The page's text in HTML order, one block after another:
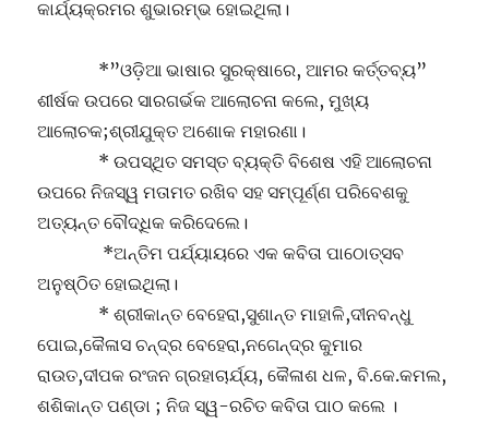
କାର୍ଯ୍ୟକ୍ରମର ଶୁଭାରମ୍ଭ ହୋଇଥିଲା।
*”ଓଡ଼ିଆ ଭାଷାର ସୁରକ୍ଷାରେ, ଆମର କର୍ତ୍ତବ୍ୟ”
ଶୀର୍ଷକ ଉପରେ ସାରଗର୍ଭକ ଆଲୋଚନା କଲେ, ମୁଖ୍ୟ
ଆଲୋଚକ;ଶ୍ରୀଯୁକ୍ତ ଅଶୋକ ମହାରଣା।
* ଉପସ୍ଥିତ ସମସ୍ତ ବ୍ୟକ୍ତି ବିଶେଷ ଏହି ଆଲୋଚନା
ଉପରେ ନିଜସ୍ୱ ମତାମତ ରଖିବ ସହ ସମ୍ପୂର୍ଣ୍ଣ ପରିବେଶକୁ
ଅତ୍ୟନ୍ତ ବୌଦ୍ଧିକ କରିଦେଲେ।
*ଅନ୍ତିମ ପର୍ଯ୍ୟାୟରେ ଏକ କବିତା ପାଠୋତ୍ସବ
ଅନୁଷ୍ଠିତ ହୋଇଥିଲା।
* ଶ୍ରୀକାନ୍ତ ବେହେରା,ସୁଶାନ୍ତ ମାହାଳି,ଦୀନବନ୍ଧୁ
ପୋଇ,କୈଳାସ ଚନ୍ଦ୍ର ବେହେରା,ନଗେନ୍ଦ୍ର କୁମାର
ରାଉତ,ଦୀପକ ରଂଜନ ଗ୍ରହାଚାର୍ଯ୍ୟ, କୈଳାଶ ଧଳ, ବି.କେ.କମଲ,
ଶଶିକାନ୍ତ ପଣ୍ଡା ; ନିଜ ସ୍ୱ-ରଚିତ କବିତା ପାଠ କଲେ ।